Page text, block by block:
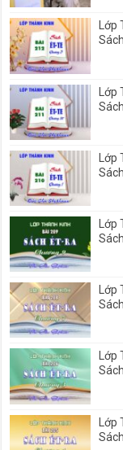
Lớp
Lớp
Lớp